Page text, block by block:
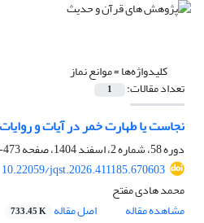
کلیدواژه‌ها =موانع نماز
تعداد مقالات: 1
نجاست یا طهارت خمر در آیات و
دوره 58، شماره 2، اسفند 1404، صفحه
473-498
10.22059/jqst.2026.411185.670603
محمد هادی مفتح
مشاهده مقاله
اصل مقاله 733.45 K